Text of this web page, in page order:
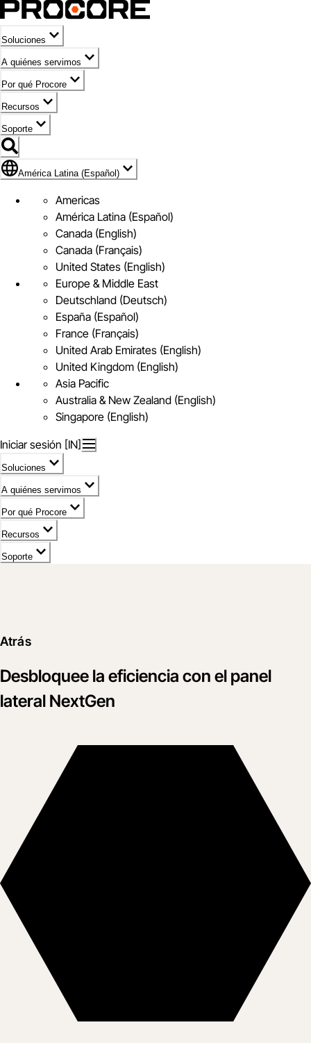
Soluciones
A quiénes servimos
Por qué Procore
Recursos
Soporte
Bandera de América Latina (Español)
América Latina (Español)
Americas
América Latina (Español)
Canada (English)
Canada (Français)
United States (English)
Europe & Middle East
Deutschland (Deutsch)
España (Español)
France (Français)
United Arab Emirates (English)
United Kingdom (English)
Asia Pacific
Australia & New Zealand (English)
Singapore (English)
Iniciar sesión [IN]
Soluciones
A quiénes servimos
Por qué Procore
Recursos
Soporte
Atrás
Desbloquee la eficiencia con el panel
lateral NextGen